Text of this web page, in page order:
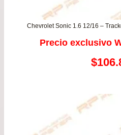
Chevrolet Sonic 1.6 12/16 –
Precio exclusivo
$